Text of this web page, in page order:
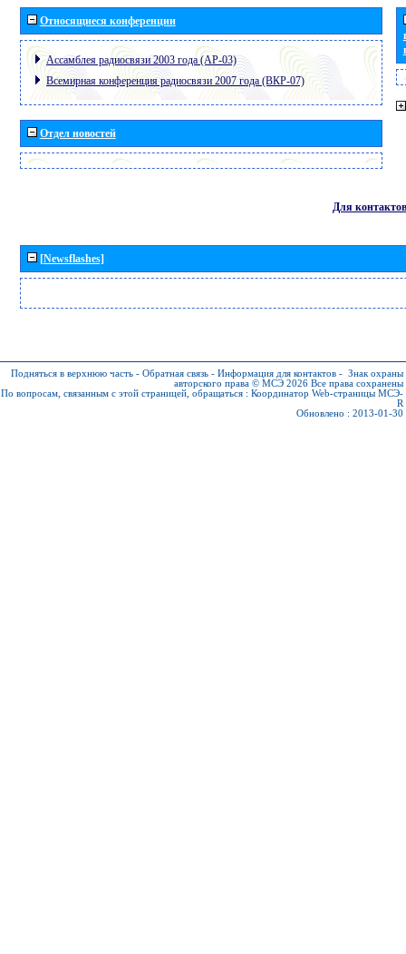
Относящиеся конференции
Ассамблея радиосвязи 2003 года (АР-03)
Всемирная конференция радиосвязи 2007 года (ВКР-07)
Отдел новостей
Для контактов
[Newsflashes]
Подняться в верхнюю часть - Обратная связь - Информация для контактов - Знак охраны
авторского права © МСЭ 2026 Все права сохранены
По вопросам, связанным с этой страницей, обращаться : Координатор Web-страницы МСЭ-
R
Обновлено : 2013-01-30